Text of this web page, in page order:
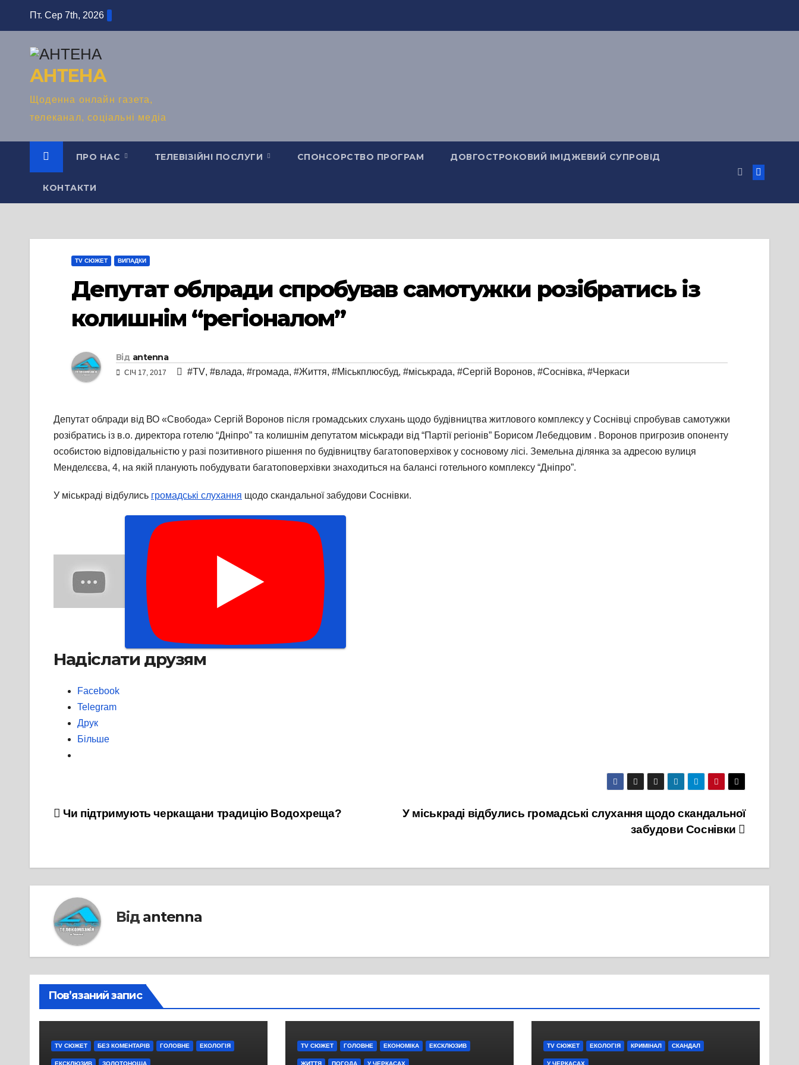
Пт. Сер 7th, 2026
АНТЕНА
Щоденна онлайн газета,
телеканал, соціальні медіа
ПРО НАС ТЕЛЕВІЗІЙНІ ПОСЛУГИ СПОНСОРСТВО ПРОГРАМ ДОВГОСТРОКОВИЙ ІМІДЖЕВИЙ СУПРОВІД
КОНТАКТИ
TV СЮЖЕТ ВИПАДКИ
Депутат облради спробував самотужки розібратись із
колишнім “регіоналом”
Від antenna
СІЧ 17, 2017 #TV, #влада, #громада, #Життя, #Міськплюсбуд, #міськрада, #Сергій Воронов, #Соснівка, #Черкаси
Депутат облради від ВО «Свобода» Сергій Воронов після громадських слухань щодо будівництва житлового комплексу у Соснівці спробував самотужки
розібратись із в.о. директора готелю “Дніпро” та колишнім депутатом міськради від “Партії регіонів” Борисом Лебедцовим . Воронов пригрозив опоненту
особистою відповідальністю у разі позитивного рішення по будівництву багатоповерхівок у сосновому лісі. Земельна ділянка за адресою вулиця
Менделєєва, 4, на якій планують побудувати багатоповерхівки знаходиться на балансі готельного комплексу “Дніпро”.
У міськраді відбулись громадські слухання щодо скандальної забудови Соснівки.
Надіслати друзям
Facebook
Telegram
Друк
Більше
Навігація
У міськраді відбулись громадські слухання щодо скандальної
забудови Соснівки
Чи підтримують черкащани традицію Водохреща?
Від antenna
Пов’язаний запис
TV СЮЖЕТ БЕЗ КОМЕНТАРІВ ГОЛОВНЕ ЕКОЛОГІЯ
ЕКСКЛЮЗИВ ЗОЛОТОНОША
TV СЮЖЕТ ГОЛОВНЕ ЕКОНОМІКА ЕКСКЛЮЗИВ
ЖИТТЯ ПОГОДА У ЧЕРКАСАХ
TV СЮЖЕТ ЕКОЛОГІЯ КРИМІНАЛ СКАНДАЛ
У ЧЕРКАСАХ